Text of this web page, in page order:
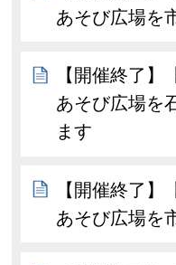
あそび広場を
【開催終了
あそび広場を
ます
【開催終了
あそび広場を